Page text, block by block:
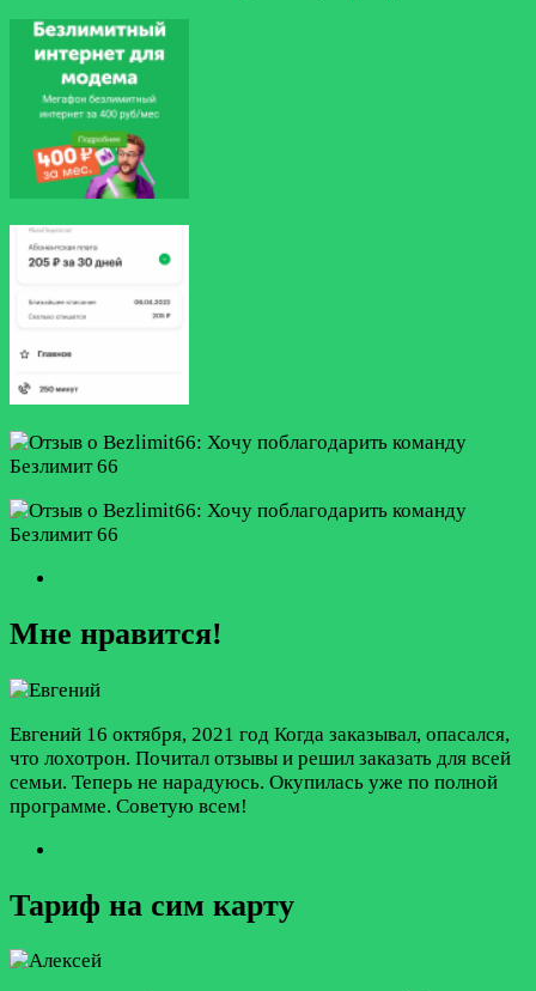
Мне нравится!
Евгений 16 октября, 2021 год Когда заказывал, опасался,
что лохотрон. Почитал отзывы и решил заказать для всей
семьи. Теперь не нарадуюсь. Окупилась уже по полной
программе. Советую всем!
Тариф на сим карту